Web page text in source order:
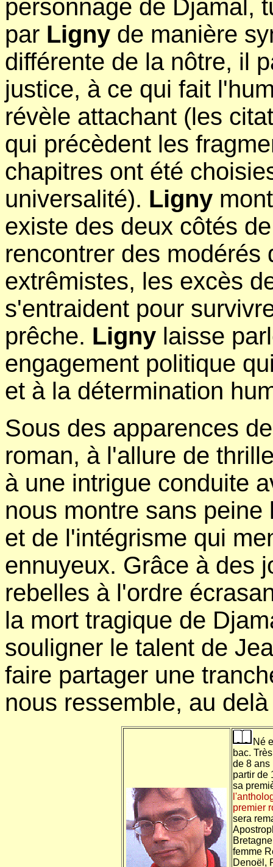
personnage de Djamal,
par Ligny de manière
différente de la nôtre, il
justice, à ce qui fait
révèle attachant (les
qui précèdent les
chapitres ont été
universalité). Ligny
existe des deux côtés
rencontrer des modérés
extrêmistes, les excès
s'entraident pour
prêche. Ligny laisse
engagement politique
et à la détermination
Sous des apparences
roman, à l'allure de
à une intrigue conduite
nous montre sans
et de l'intégrisme qui
ennuyeux. Grâce à des
rebelles à l'ordre
la mort tragique de
souligner le talent de
faire partager une
nous ressemble, au
Né
bac.
de 8 ans
partir de
sa
premier
sera
femme
Denoël,